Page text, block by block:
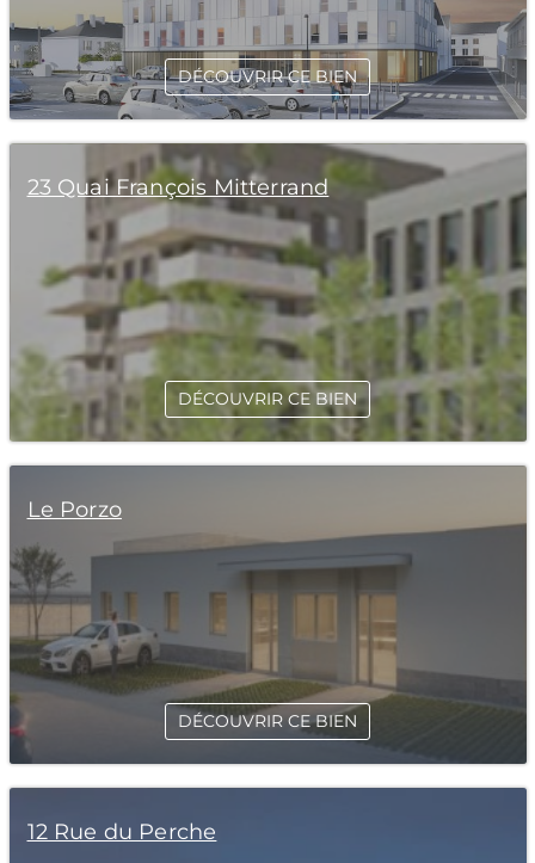
DÉCOUVRIR CE BIEN
23 Quai François Mitterrand
DÉCOUVRIR CE BIEN
Le Porzo
DÉCOUVRIR CE BIEN
12 Rue du Perche